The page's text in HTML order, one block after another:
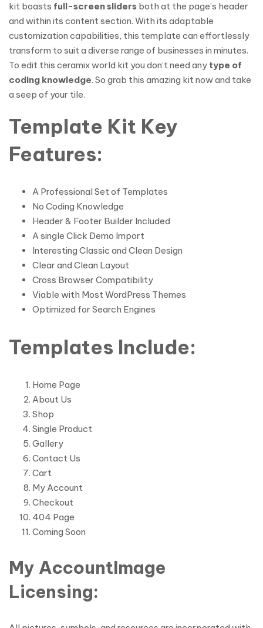
kit boasts full-screen sliders both at the page’s header
and within its content section. With its adaptable
customization capabilities, this template can effortlessly
transform to suit a diverse range of businesses in minutes.
To edit this ceramix world kit you don’t need any type of
coding knowledge. So grab this amazing kit now and take
a seep of your tile.
Template Kit Key
Features:
A Professional Set of Templates
No Coding Knowledge
Header & Footer Builder Included
A single Click Demo Import
Interesting Classic and Clean Design
Clear and Clean Layout
Cross Browser Compatibility
Viable with Most WordPress Themes
Optimized for Search Engines
Templates Include:
Home Page
About Us
Shop
Single Product
Gallery
Contact Us
Cart
My Account
Checkout
404 Page
Coming Soon
My AccountImage
Licensing: